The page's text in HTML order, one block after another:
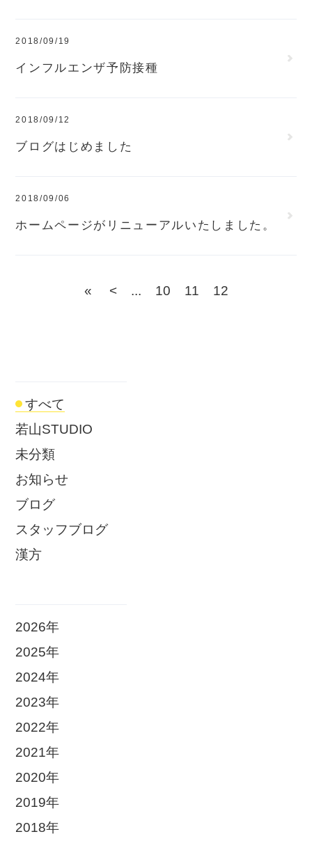
2018/09/19
インフルエンザ予防接種
2018/09/12
ブログはじめました
2018/09/06
ホームページがリニューアルいたしました。
« < ... 10 11 12
すべて
若山STUDIO
未分類
お知らせ
ブログ
スタッフブログ
漢方
2026年
2025年
2024年
2023年
2022年
2021年
2020年
2019年
2018年